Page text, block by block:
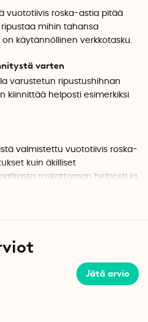
vuototiivis roska-astia pitää
mihin tahansa
käytännöllinen verkkotasku.
varten
varustetun ripustushihnan
kiinnittää helposti esimerkiksi
valmistettu vuototiivis roska-
kuin äkilliset
roskattoman helposti ja
kostealla liinalla ja pienellä
Jätä arvio